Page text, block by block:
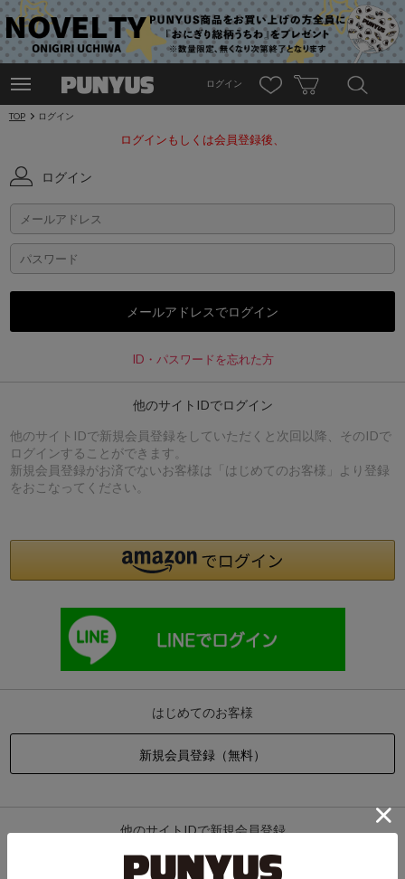
ログイン
TOP ログイン
ログインもしくは会員登録後、
ログイン
ID・パスワードを忘れた方
他のサイトIDでログイン
他のサイトIDで新規会員登録をしていただくと次回以降、そのIDで
ログインすることができます。
新規会員登録がお済でないお客様は「はじめてのお客様」より登録
をおこなってください。
はじめてのお客様
他のサイトIDで新規会員登録
他のサイトIDで新規会員登録をしていただくと次回以降、そのIDで